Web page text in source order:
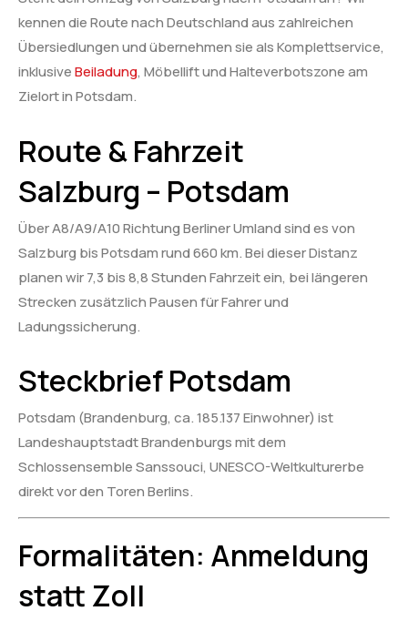
kennen die Route nach Deutschland aus zahlreichen
Übersiedlungen und übernehmen sie als Komplettservice,
inklusiveBeiladung, Möbellift und Halteverbotszone am
Zielort in Potsdam.
Route & Fahrzeit
Salzburg – Potsdam
Über A8/A9/A10 Richtung Berliner Umland sind es von
Salzburg bis Potsdam rund 660 km. Bei dieser Distanz
planen wir 7,3 bis 8,8 Stunden Fahrzeit ein, bei längeren
Strecken zusätzlich Pausen für Fahrer und
Ladungssicherung.
Steckbrief Potsdam
Potsdam (Brandenburg, ca. 185.137 Einwohner) ist
Landeshauptstadt Brandenburgs mit dem
Schlossensemble Sanssouci, UNESCO-Weltkulturerbe
direkt vor den Toren Berlins.
Formalitäten: Anmeldung
statt Zoll